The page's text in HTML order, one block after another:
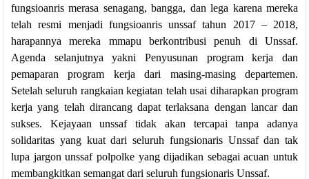
fungsioanris merasa senagang, bangga, dan lega karena mereka
telah resmi menjadi fungsioanris unssaf tahun 2017 – 2018,
harapannya mereka mmapu berkontribusi penuh di Unssaf.
Agenda selanjutnya yakni Penyusunan program kerja dan
pemaparan program kerja dari masing-masing departemen.
Setelah seluruh rangkaian kegiatan telah usai diharapkan program
kerja yang telah dirancang dapat terlaksana dengan lancar dan
sukses. Kejayaan unssaf tidak akan tercapai tanpa adanya
solidaritas yang kuat dari seluruh fungsionaris Unssaf dan tak
lupa jargon unssaf polpolke yang dijadikan sebagai acuan untuk
membangkitkan semangat dari seluruh fungsionaris Unssaf.